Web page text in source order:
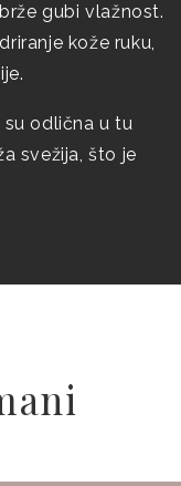
gubi vlažnost.
kože ruku,
su odlična u tu
svežija, što je